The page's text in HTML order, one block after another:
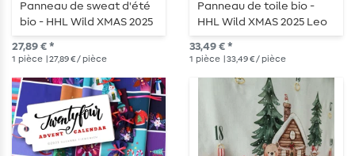
Panneau de sweat d'été
bio - HHL Wild XMAS 2025
Leo Pink
27,89 € *
1 pièce | 27,89 € / pièce
Panneau de toile bio -
HHL Wild XMAS 2025 Leo
Navy
33,49 € *
1 pièce | 33,49 € / pièce